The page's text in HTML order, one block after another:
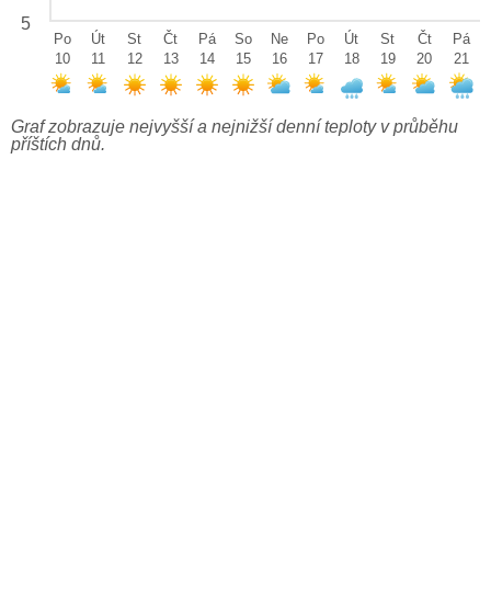
5
Po
10
Út
11
St
12
Čt
13
Pá
14
So
15
Ne
16
Po
17
Út
18
St
19
Čt
20
Pá
21
Graf zobrazuje nejvyšší a nejnižší denní teploty v průběhu
příštích dnů.